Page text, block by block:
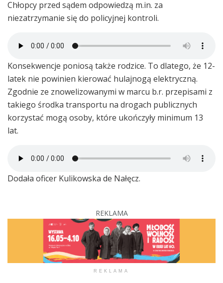
Chłopcy przed sądem odpowiedzą m.in. za
niezatrzymanie się do policyjnej kontroli.
Konsekwencje poniosą także rodzice. To dlatego, że 12-
latek nie powinien kierować hulajnogą elektryczną.
Zgodnie ze znowelizowanymi w marcu b.r. przepisami z
takiego środka transportu na drogach publicznych
korzystać mogą osoby, które ukończyły minimum 13
lat.
Dodała oficer Kulikowska de Nałęcz.
REKLAMA
REKLAMA